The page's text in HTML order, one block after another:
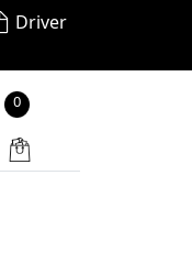
Driver
0